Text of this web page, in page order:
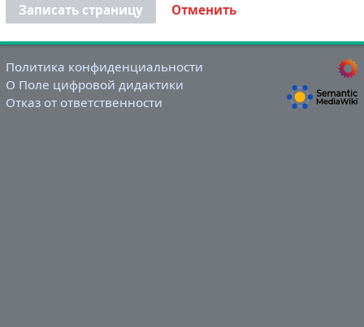
Записать страницу Отменить
Политика конфиденциальности
О Поле цифровой дидактики
Отказ от ответственности